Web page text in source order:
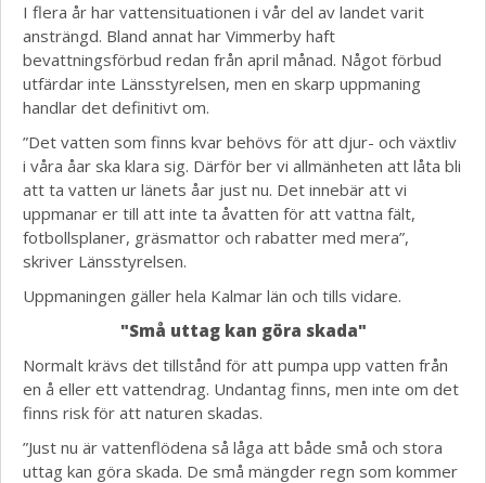
I flera år har vattensituationen i vår del av landet varit
ansträngd. Bland annat har Vimmerby haft
bevattningsförbud redan från april månad. Något förbud
utfärdar inte Länsstyrelsen, men en skarp uppmaning
handlar det definitivt om.
”Det vatten som finns kvar behövs för att djur- och växtliv
i våra åar ska klara sig. Därför ber vi allmänheten att låta bli
att ta vatten ur länets åar just nu. Det innebär att vi
uppmanar er till att inte ta åvatten för att vattna fält,
fotbollsplaner, gräsmattor och rabatter med mera”,
skriver Länsstyrelsen.
Uppmaningen gäller hela Kalmar län och tills vidare.
"Små uttag kan göra skada"
Normalt krävs det tillstånd för att pumpa upp vatten från
en å eller ett vattendrag. Undantag finns, men inte om det
finns risk för att naturen skadas.
”Just nu är vattenflödena så låga att både små och stora
uttag kan göra skada. De små mängder regn som kommer